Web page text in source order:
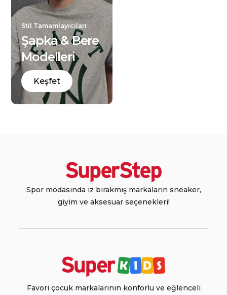
Stil Tamamlayıcıları
Şapka & Bere
Modelleri
Keşfet
Spor modasında iz bırakmış markaların sneaker,
giyim ve aksesuar seçenekleri!
Favori çocuk markalarının konforlu ve eğlenceli